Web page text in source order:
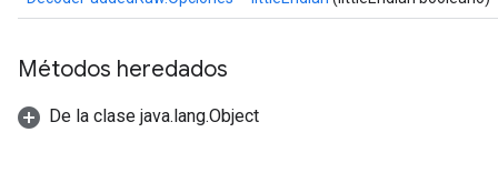
Métodos heredados
De la clase java.lang.Object